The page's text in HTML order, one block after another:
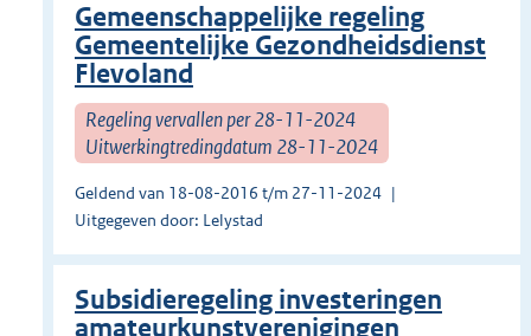
Gemeenschappelijke regeling
Gemeentelijke Gezondheidsdienst
Flevoland
Regeling vervallen per 28-11-2024
Uitwerkingtredingdatum 28-11-2024
Geldend van 18-08-2016 t/m 27-11-2024
Uitgegeven door: Lelystad
Subsidieregeling investeringen
amateurkunstverenigingen